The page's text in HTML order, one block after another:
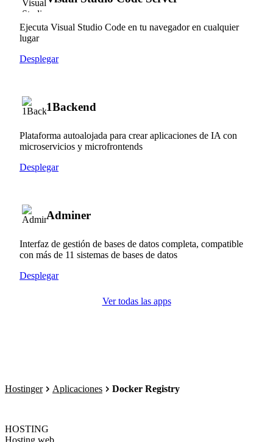
Ejecuta Visual Studio Code en tu navegador en cualquier
lugar
Desplegar
1Backend
Plataforma autoalojada para crear aplicaciones de IA con
microservicios y microfrontends
Desplegar
Adminer
Interfaz de gestión de bases de datos completa, compatible
con más de 11 sistemas de bases de datos
Desplegar
Ver todas las apps
Hostinger Aplicaciones Docker Registry
HOSTING
Hosting web